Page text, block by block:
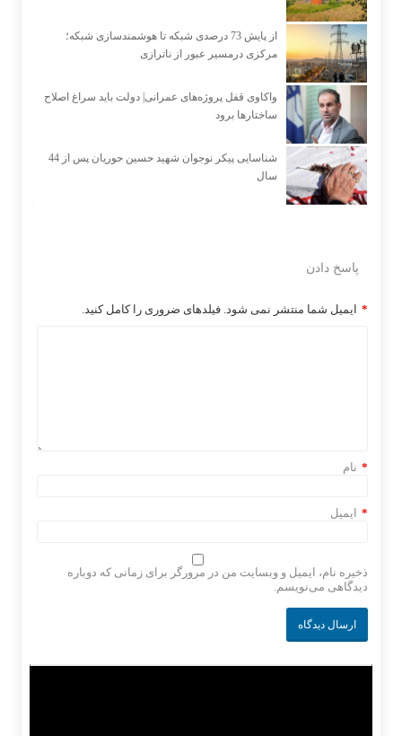
از پایش 73 درصدی شبکه تا هوشمندسازی شبکه؛
مرکزی درمسیر عبور از ناترازی
واکاوی قفل پروژه‌های عمرانی| دولت باید سراغ اصلاح
ساختارها برود
شناسایی پیکر نوجوان شهید حسین حوریان پس از 44
سال
پاسخ دادن
ایمیل شما منتشر نمی شود. فیلدهای ضروری را کامل کنید. *
نام *
ایمیل *
ذخیره نام، ایمیل و وبسایت من در مرورگر برای زمانی که دوباره
دیدگاهی می‌نویسم.